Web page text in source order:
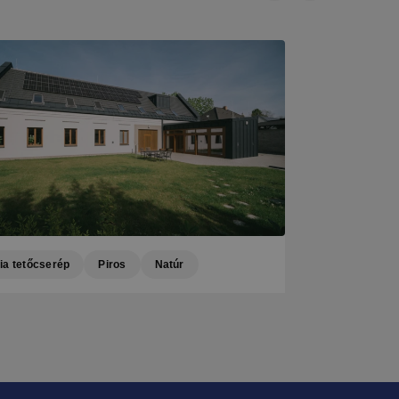
tetőcserép Piros Natúr